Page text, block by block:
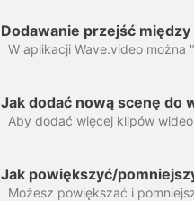
Dodawanie przejść
Jak dodać nową scenę do
Jak powiększyć/